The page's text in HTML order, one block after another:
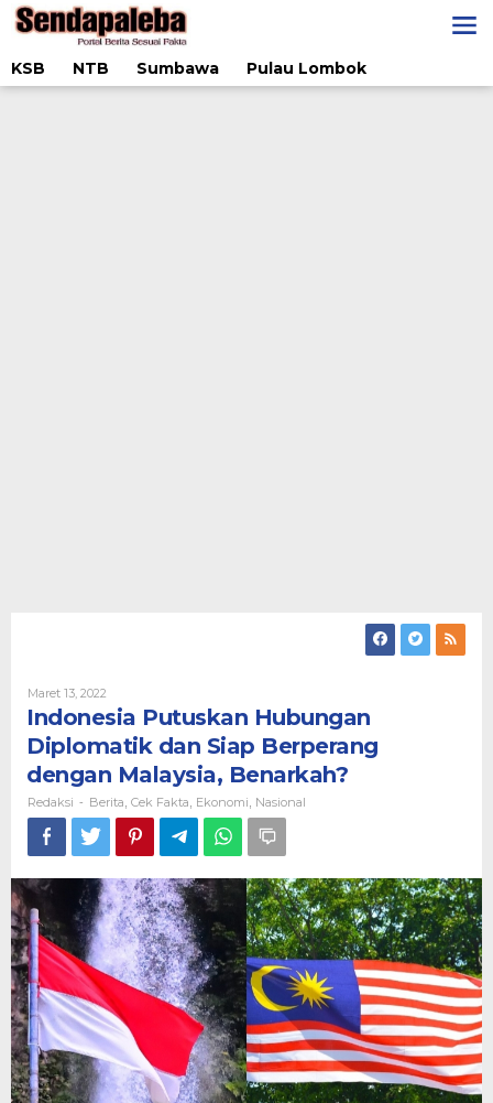
Lewati
ke
KSB
NTB Sumbawa Pulau Lombok
Maret 13, 2022
Redaksi
Indonesia Putuskan Hubungan
Diplomatik dan Siap Berperang
dengan Malaysia, Benarkah?
Redaksi - Berita Cek Fakta Ekonomi Nasional